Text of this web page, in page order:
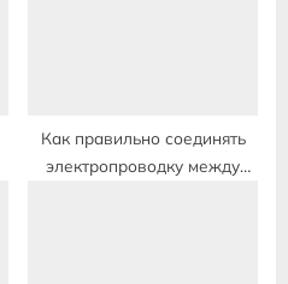
Как правильно соединять
электропроводку между